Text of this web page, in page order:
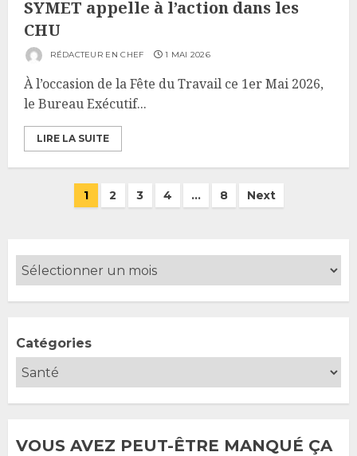
SYMET appelle à l’action dans les
CHU
RÉDACTEUR EN CHEF 1 MAI 2026
À l’occasion de la Fête du Travail ce 1er Mai 2026,
le Bureau Exécutif...
LIRE LA SUITE
Pagination
1 2 3 4 … 8 Next
Catégories
VOUS AVEZ PEUT-ÊTRE MANQUÉ ÇA